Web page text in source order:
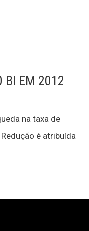
BI EM 2012
na taxa de
é atribuída